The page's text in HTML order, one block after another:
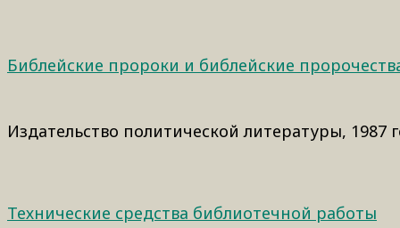
Библейские пророки и библейские
Издательство политической литературы, 1987
Технические средства библиотечной работы